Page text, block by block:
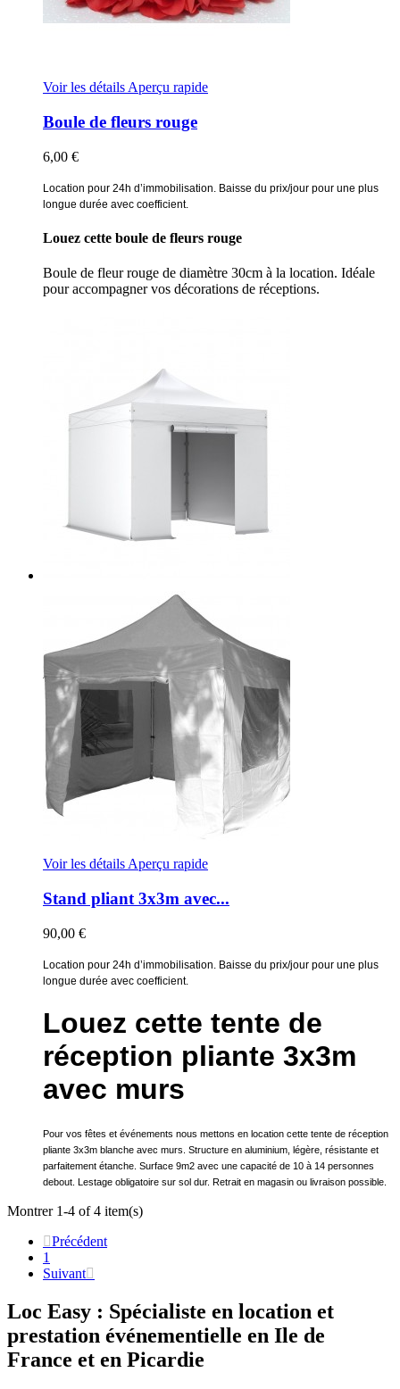
Voir les détails Aperçu rapide
Boule de fleurs rouge
6,00 €
Location pour 24h d’immobilisation. Baisse du prix/jour pour une plus
longue durée avec coefficient.
Louez cette boule de fleurs rouge
Boule de fleur rouge de diamètre 30cm à la location. Idéale
pour accompagner vos décorations de réceptions.
Voir les détails Aperçu rapide
Stand pliant 3x3m avec...
90,00 €
Location pour 24h d’immobilisation. Baisse du prix/jour pour une plus
longue durée avec coefficient.
Louez cette tente de
réception pliante 3x3m
avec murs
Pour vos fêtes et événements nous mettons en location cette tente de réception
pliante 3x3m blanche avec murs. Structure en aluminium, légère, résistante et
parfaitement étanche. Surface 9m2 avec une capacité de 10 à 14 personnes
debout. Lestage obligatoire sur sol dur. Retrait en magasin ou livraison possible.
Montrer 1-4 of 4 item(s)
Précédent
1
Suivant
Loc Easy : Spécialiste en location et
prestation événementielle en Ile de
France et en Picardie